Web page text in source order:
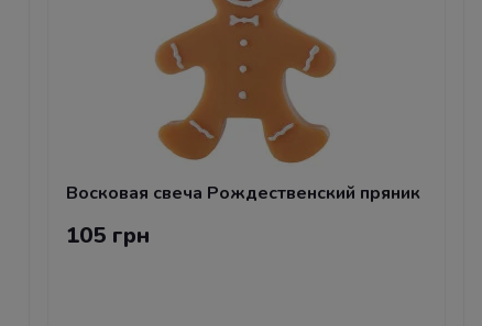
Восковая свеча Рождественский пряник
105 грн